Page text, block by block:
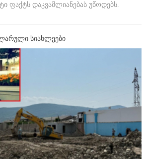
ფაქტს დაკვამლიანებას უწოდებს.
სიახლეები